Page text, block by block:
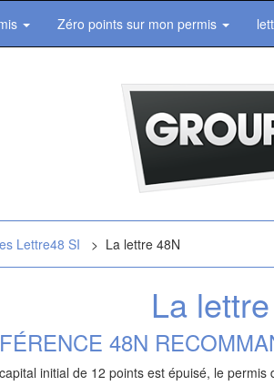
Zéro points sur mon permis
Lettre48 SI > La lettre 48N
La
48N
initial de 12 points est épuisé, le